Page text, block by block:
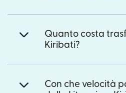
Quanto costa
Kiribati?
Con che velocità